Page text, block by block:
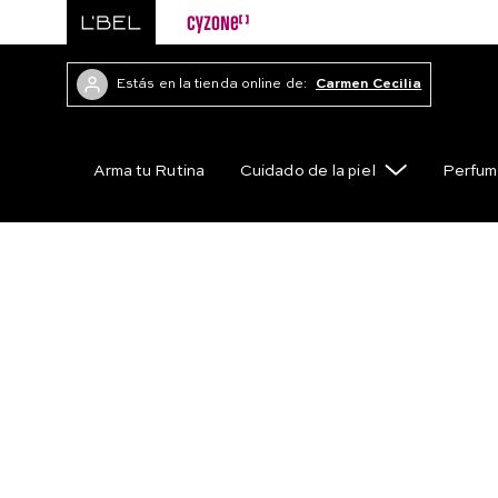
Estás en la tienda online de: Carmen Cecilia
Arma tu Rutina Cuidado de la piel